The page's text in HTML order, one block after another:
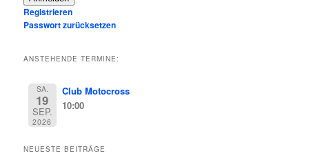
Registrieren
Passwort zurücksetzen
ANSTEHENDE TERMINE:
SA.
19
SEP.
2026
Club Motocross
10:00
NEUESTE BEITRÄGE